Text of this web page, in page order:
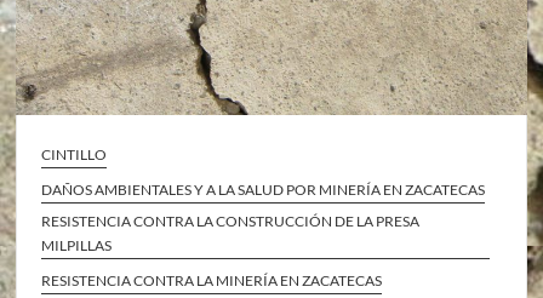
CINTILLO
DAÑOS AMBIENTALES Y A LA SALUD POR MINERÍA EN ZACATECAS
RESISTENCIA CONTRA LA CONSTRUCCIÓN DE LA PRESA
MILPILLAS
RESISTENCIA CONTRA LA MINERÍA EN ZACATECAS